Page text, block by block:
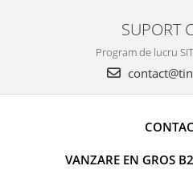
SUPORT
Program de lucru
VANZARE EN GROS